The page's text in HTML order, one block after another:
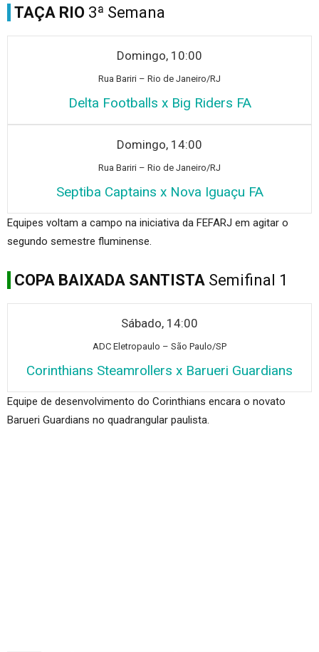
TAÇA RIO 3ª Semana
Domingo, 10:00
Rua Bariri – Rio de Janeiro/RJ
Delta Footballs x Big Riders FA
Domingo, 14:00
Rua Bariri – Rio de Janeiro/RJ
Septiba Captains x Nova Iguaçu FA
Equipes voltam a campo na iniciativa da FEFARJ em agitar o
segundo semestre fluminense.
COPA BAIXADA SANTISTA Semifinal 1
Sábado, 14:00
ADC Eletropaulo – São Paulo/SP
Corinthians Steamrollers x Barueri Guardians
Equipe de desenvolvimento do Corinthians encara o novato
Barueri Guardians no quadrangular paulista.